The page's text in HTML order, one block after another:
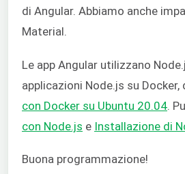
di Angular. Abbiamo anche
Material.
Le app Angular utilizzano
applicazioni Node.js su
con Docker su Ubuntu 20.04 .
con Node.js e Installazione di
Buona programmazione!